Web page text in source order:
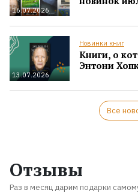
16.07.2026
13.07.2026
Новинки книг
Книги, о
Энтони
Все
Отзывы
Раз в месяц дарим подарки